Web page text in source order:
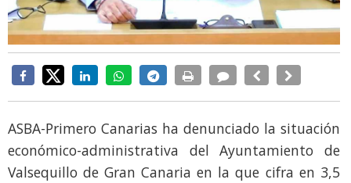
ASBA-Primero Canarias ha denunciado la situación
económico-administrativa del Ayuntamiento de
Valsequillo de Gran Canaria en la que cifra en 3,5